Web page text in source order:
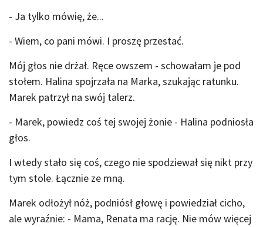
- Ja tylko mówię, że...
- Wiem, co pani mówi. I proszę przestać.
Mój głos nie drżał. Ręce owszem - schowałam je pod
stołem. Halina spojrzała na Marka, szukając ratunku.
Marek patrzył na swój talerz.
- Marek, powiedz coś tej swojej żonie - Halina podniosła
głos.
I wtedy stało się coś, czego nie spodziewał się nikt przy
tym stole. Łącznie ze mną.
Marek odłożył nóż, podniósł głowę i powiedział cicho,
ale wyraźnie: - Mama, Renata ma rację. Nie mów więcej